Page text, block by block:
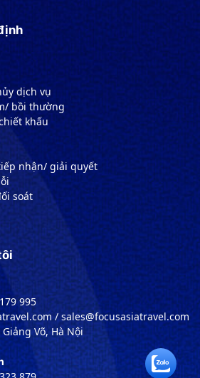
dịch vụ
bồi thường
khấu
nhận/ giải quyết
soát
995
/ sales@focusasiatravel.com
Giảng Võ, Hà Nội